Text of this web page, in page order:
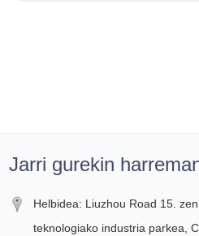
Jarri gurekin
Helbidea: Liuzhou Road 15.
teknologiako industria parkea,